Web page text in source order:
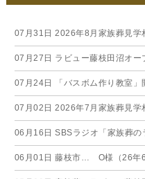
07月31日 2026年8月家族葬見学
07月27日 ラビュー藤枝田沼オー
07月24日 「バスボム作り教室
07月02日 2026年7月家族葬見学
06月16日 SBSラジオ「家族葬のラビュー エンディ
06月01日 藤枝市… O様（26年6